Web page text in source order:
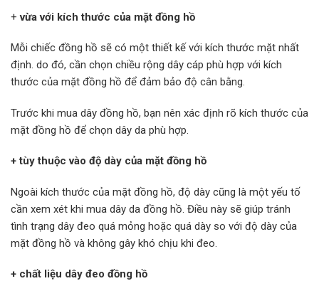
+vừa với kích thước của mặt đồng hồ
Mỗi chiếc đồng hồ sẽ có một thiết kế với kích thước mặt nhất
định. do đó, cần chọn chiều rộng dây cáp phù hợp với kích
thước của mặt đồng hồ để đảm bảo độ cân bằng.
Trước khi mua dây đồng hồ, bạn nên xác định rõ kích thước của
mặt đồng hồ để chọn dây da phù hợp.
+ tùy thuộc vào độ dày của mặt đồng hồ
Ngoài kích thước của mặt đồng hồ, độ dày cũng là một yếu tố
cần xem xét khi mua dây da đồng hồ. Điều này sẽ giúp tránh
tình trạng dây đeo quá mỏng hoặc quá dày so với độ dày của
mặt đồng hồ và không gây khó chịu khi đeo.
+ chất liệu dây đeo đồng hồ